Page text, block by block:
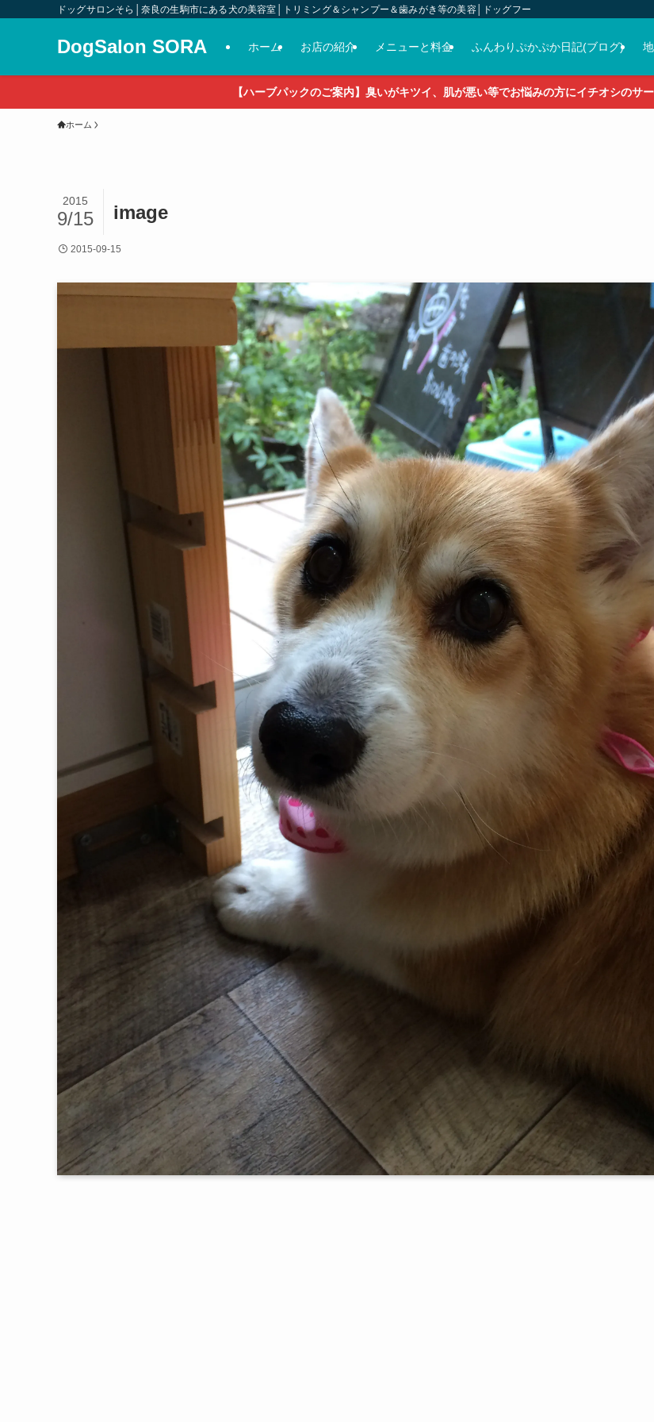
ドッグサロンそら│奈良の生駒市にある犬の美容室│トリミング＆シャンプー＆歯みがき等の美容│ドッグフード＆おやつ＆各種グッズの販
DogSalon SORA ホーム お店の紹介 メニューと料金 ふんわりぷかぷか日記(ブログ)
【ハーブパックのご案内】臭いがキツイ、肌が悪い等でお悩みの方にイチオシのサ
ホーム
image
2015
9/15
2015-09-15